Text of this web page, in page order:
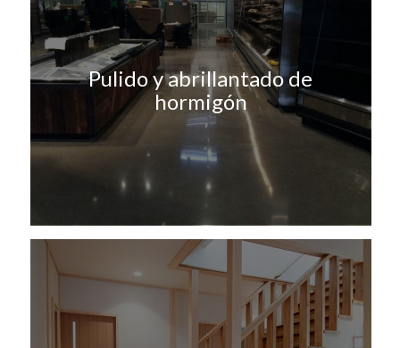
Pulido y abrillantado de
hormigón